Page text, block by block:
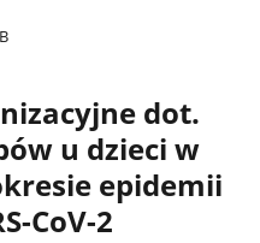
dot.
u dzieci w
epidemii
CoV-2